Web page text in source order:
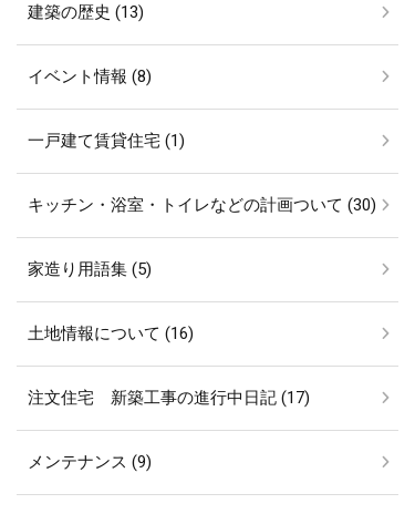
建築の歴史 (13)
イベント情報 (8)
一戸建て賃貸住宅 (1)
キッチン・浴室・トイレなどの計画ついて (30)
家造り用語集 (5)
土地情報について (16)
注文住宅 新築工事の進行中日記 (17)
メンテナンス (9)